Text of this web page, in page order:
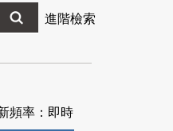
進階檢索
頻率：即時